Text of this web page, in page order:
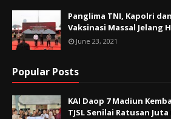
Panglima TNI, Kapolri
Vaksinasi Massal Jelang
June 23, 2021
Popular Posts
KAI Daop 7 Madiun
TJSL Senilai Ratusan